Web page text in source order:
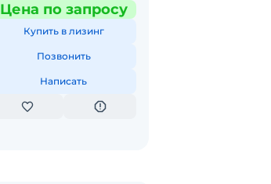
Цена по запросу
Купить в лизинг
Позвонить
Написать